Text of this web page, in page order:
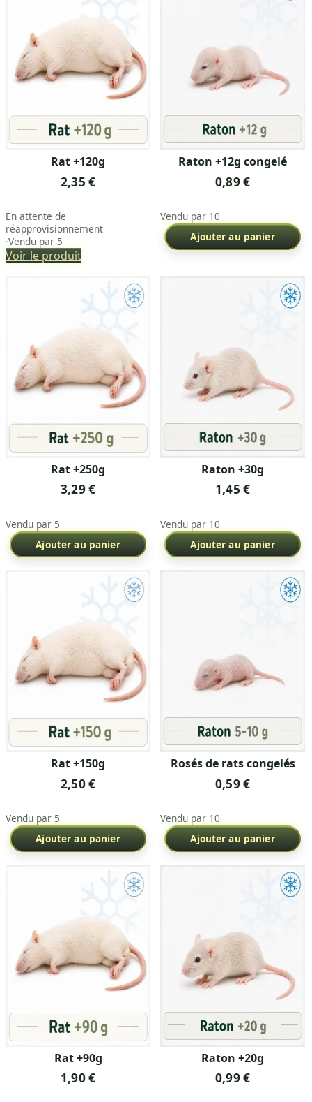
Rat +120g
2,35 €
En attente de
réapprovisionnement
·Vendu par 5
Voir le produit
Raton +12g congelé
0,89 €
Vendu par 10
Ajouter au panier
Rat +250g
3,29 €
Vendu par 5
Ajouter au panier
Raton +30g
1,45 €
Vendu par 10
Ajouter au panier
Rat +150g
2,50 €
Vendu par 5
Ajouter au panier
Rosés de rats congelés
0,59 €
Vendu par 10
Ajouter au panier
Rat +90g
1,90 €
Raton +20g
0,99 €